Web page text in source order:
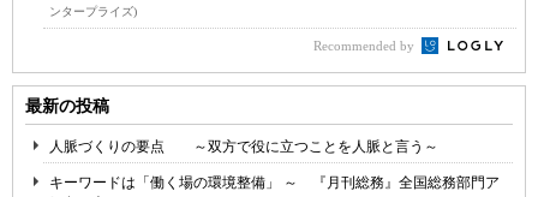
ンタープライズ)
Recommended by
最新の投稿
人脈づくりの要点 ～双方で役に立つことを人脈と言う～
キーワードは「働く場の環境整備」 ～ 『月刊総務』全国総務部門ア